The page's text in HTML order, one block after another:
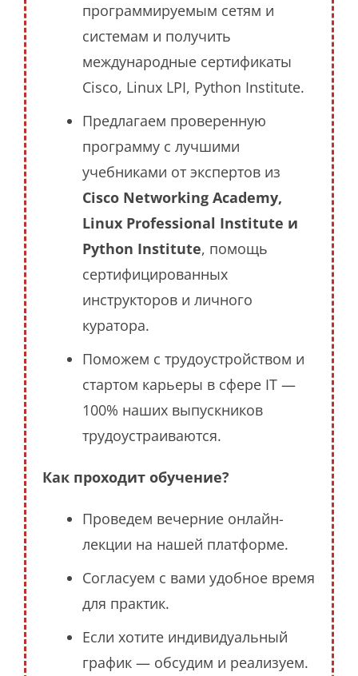
программируемым сетям и
системам и получить
международные сертификаты
Cisco, Linux LPI, Python Institute.
Предлагаем проверенную
программу с лучшими
учебниками от экспертов из
Cisco Networking Academy,
Linux Professional Institute и
Python Institute, помощь
сертифицированных
инструкторов и личного
куратора.
Поможем с трудоустройством и
стартом карьеры в сфере IT —
100% наших выпускников
трудоустраиваются.
Как проходит обучение?
Проведем вечерние онлайн-
лекции на нашей платформе.
Согласуем с вами удобное время
для практик.
Если хотите индивидуальный
график — обсудим и реализуем.